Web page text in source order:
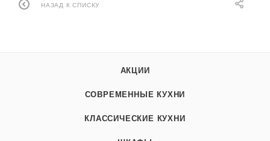
НАЗАД К СПИСКУ
АКЦИИ
СОВРЕМЕННЫЕ КУХНИ
КЛАССИЧЕСКИЕ КУХНИ